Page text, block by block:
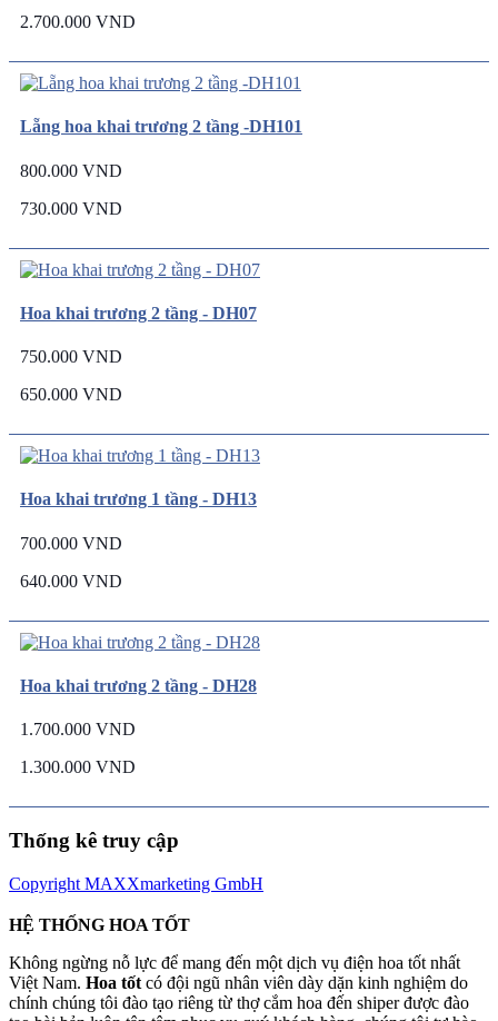
2.700.000 VND
Lẵng hoa khai trương 2 tầng -DH101
800.000 VND
730.000 VND
Hoa khai trương 2 tầng - DH07
750.000 VND
650.000 VND
Hoa khai trương 1 tầng - DH13
700.000 VND
640.000 VND
Hoa khai trương 2 tầng - DH28
1.700.000 VND
1.300.000 VND
Thống kê truy cập
Copyright MAXXmarketing GmbH
HỆ THỐNG HOA TỐT
Không ngừng nỗ lực để mang đến một dịch vụ điện hoa tốt nhất
Việt Nam. Hoa tốt có đội ngũ nhân viên dày dặn kinh nghiệm do
chính chúng tôi đào tạo riêng từ thợ cắm hoa đến shiper được đào